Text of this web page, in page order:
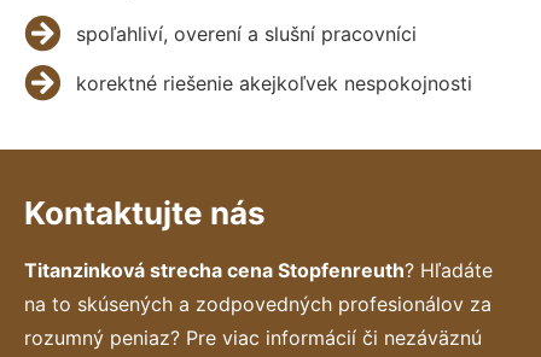
spoľahliví, overení a slušní pracovníci
korektné riešenie akejkoľvek nespokojnosti
Kontaktujte nás
Titanzinková strecha cena Stopfenreuth? Hľadáte
na to skúsených a zodpovedných profesionálov za
rozumný peniaz? Pre viac informácií či nezáväznú